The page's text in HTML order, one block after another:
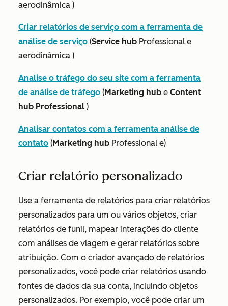
aerodinâmica )
Criar relatórios de serviço com a ferramenta de
análise de serviço (Service hub Professional e
aerodinâmica )
Analise o tráfego do seu site com a ferramenta
de análise de tráfego (Marketing hub e Content
hub Professional )
Analisar contatos com a ferramenta análise de
contato (Marketing hub Professional e)
Criar relatório personalizado
Use a ferramenta de relatórios para criar relatórios
personalizados para um ou vários objetos, criar
relatórios de funil, mapear interações do cliente
com análises de viagem e gerar relatórios sobre
atribuição. Com o criador avançado de relatórios
personalizados, você pode criar relatórios usando
fontes de dados da sua conta, incluindo objetos
personalizados. Por exemplo, você pode criar um